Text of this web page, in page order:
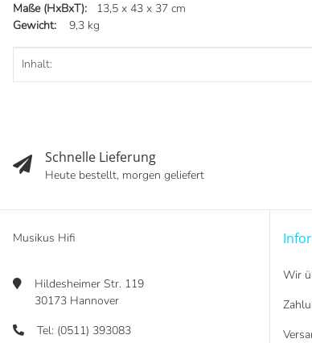
Maße (HxBxT): 13,5 x 43 x 37 cm
Gewicht: 9,3 kg
Produkteigenschaft
Wert
Inhalt:
Schnelle Lieferung
Heute bestellt, morgen geliefert
Musikus Hifi
Hildesheimer Str. 119
30173 Hannover
Tel: (0511) 393083
Wir